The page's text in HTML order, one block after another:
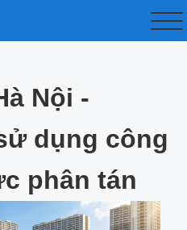
Nội -
dụng công
phân tán